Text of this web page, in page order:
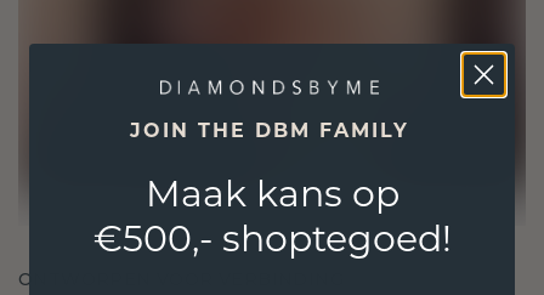
ONTWORPEN VOOR VERBINDING
JOIN THE DBM FAMILY
Maak kans op
€500,- shoptegoed!